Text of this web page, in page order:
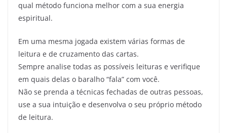
qual método funciona melhor com a sua energia
espiritual.
Em uma mesma jogada existem várias formas de
leitura e de cruzamento das cartas.
Sempre analise todas as possíveis leituras e verifique
em quais delas o baralho “fala” com você.
Não se prenda a técnicas fechadas de outras pessoas,
use a sua intuição e desenvolva o seu próprio método
de leitura.